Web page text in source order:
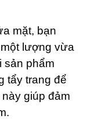
mặt, bạn
lượng vừa
sản phẩm
tẩy trang để
giúp đảm